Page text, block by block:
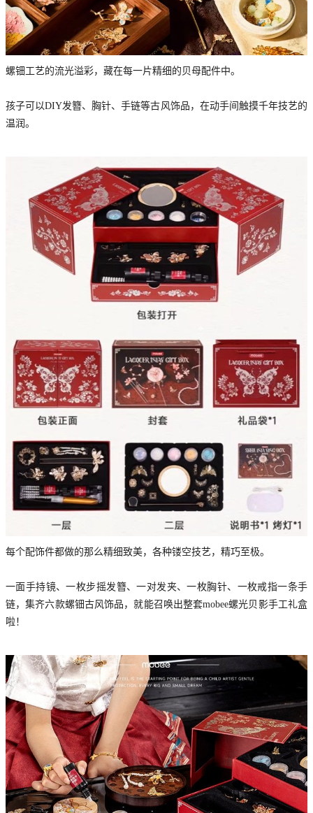
螺钿工艺的流光溢彩，藏在每一片精细的贝母配件中。
孩子可以DIY发簪、胸针、手链等古风饰品，在动手间触摸千年技艺的
温润。
每个配饰件都做的那么精细致美，各种镂空技艺，精巧至极。
一面手持镜、一枚步摇发簪、一对发夹、一枚胸针、一枚戒指一条手
链，集齐六款螺钿古风饰品，就能召唤出整套mobee螺光贝影手工礼盒
啦！